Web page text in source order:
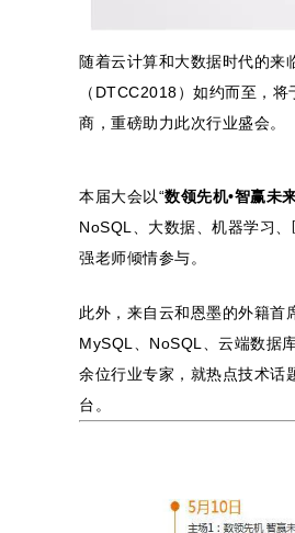
随着云计算和大数据时代的来
（DTCC2018）如约而至，
商，重磅助力此次行业盛会。
本届大会以“数领先机•智赢未
NoSQL、大数据、机器学习
强老师倾情参与。
此外，来自云和恩墨的外籍
MySQL、NoSQL、云端数据
余位行业专家，就热点技术话
台。